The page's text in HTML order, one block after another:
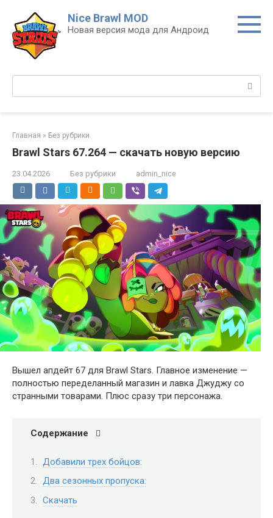
контенту
Nice Brawl MOD
Новая версия мода для Андроид
Главная » Без рубрики
Brawl Stars 67.264 — скачать новую версию
23.04.2026 Без рубрики admin_nice
Вышел апдейт 67 для Brawl Stars. Главное изменение —
полностью переделанный магазин и лавка Джуджу со
странными товарами. Плюс сразу три персонажа.
Содержание
Добавили трех бойцов:
Два сезонных пропуска:
Скачать